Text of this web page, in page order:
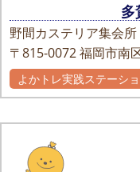
多
野間カステリア集会所
〒815-0072福岡市南
よかトレ実践ステーシ